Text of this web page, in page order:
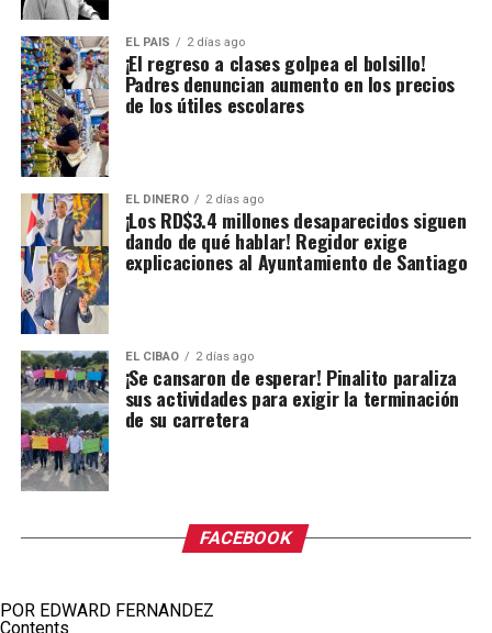
EL PAIS 2 días ago
¡El regreso a clases golpea el bolsillo!
Padres denuncian aumento en los precios
de los útiles escolares
EL DINERO 2 días ago
¡Los RD$3.4 millones desaparecidos siguen
dando de qué hablar! Regidor exige
explicaciones al Ayuntamiento de Santiago
EL CIBAO 2 días ago
¡Se cansaron de esperar! Pinalito paraliza
sus actividades para exigir la terminación
de su carretera
FACEBOOK
POR EDWARD FERNANDEZ
Contents